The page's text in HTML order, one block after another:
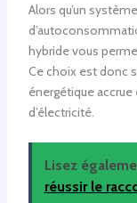
Alors qu’un
hybride vous
Ce choix est donc
énergétique
d’électricité.
Lisez
réussir le